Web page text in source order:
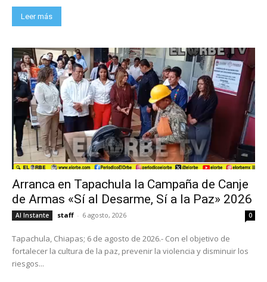
Leer más
Arranca en Tapachula la Campaña de Canje
de Armas «Sí al Desarme, Sí a la Paz» 2026
Al Instante staff - 6 agosto, 2026 0
Tapachula, Chiapas; 6 de agosto de 2026.- Con el objetivo de
fortalecer la cultura de la paz, prevenir la violencia y disminuir los
riesgos...